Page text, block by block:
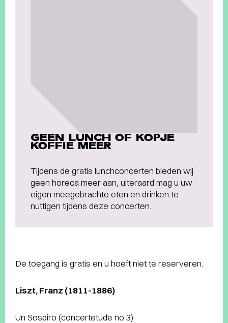
GEEN LUNCH OF KOPJE
KOFFIE MEER
Tijdens de gratis lunchconcerten bieden wij
geen horeca meer aan, uiteraard mag u uw
eigen meegebrachte eten en drinken te
nuttigen tijdens deze concerten.
De toegang is gratis en u hoeft niet te reserveren.
Liszt, Franz (1811-1886)
Un Sospiro (concertetude no.3)